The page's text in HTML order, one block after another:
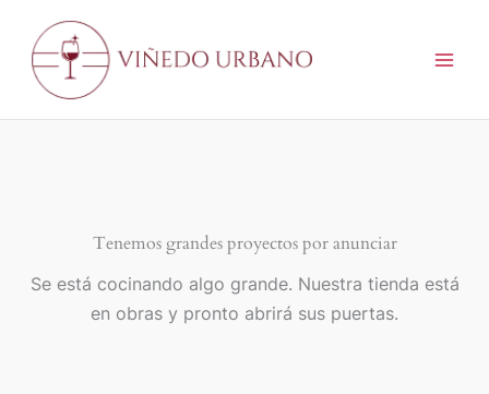
contenido
Tenemos grandes proyectos por anunciar
Se está cocinando algo grande. Nuestra tienda está
en obras y pronto abrirá sus puertas.